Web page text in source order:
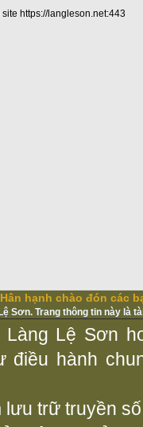
site https://langleson.net:443
Hân hạnh chào đón các
Sơn. Trang thông tin này là
Lệ Sơn
điều hành
trữ truyền